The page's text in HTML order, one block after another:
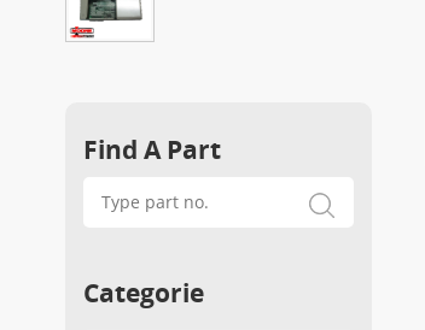
Find A Part
Categorie